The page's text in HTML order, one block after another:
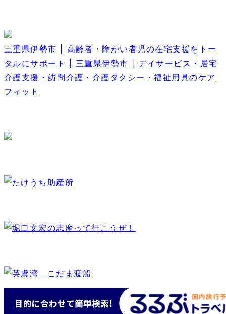
三重県伊勢市 | 高齢者・障がい者児の在宅支援をトー
タルにサポート | 三重県伊勢市 | デイサービス・居宅
介護支援・訪問介護・介護タクシー・福祉用具のケア
フィット